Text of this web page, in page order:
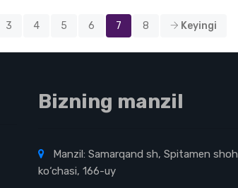
3 4 5 6 7 8 Keyingi
Bizning manzil
Manzil: Samarqand sh, Spitamen shoh
ko‘chasi, 166-uy